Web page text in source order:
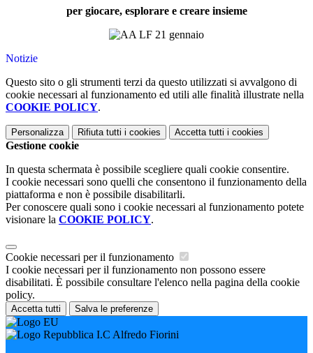
per giocare, esplorare e creare insieme
Notizie
Questo sito o gli strumenti terzi da questo utilizzati si avvalgono di
cookie necessari al funzionamento ed utili alle finalità illustrate nella
COOKIE POLICY.
Personalizza Rifiuta tutti i cookies Accetta tutti i cookies
Gestione cookie
In questa schermata è possibile scegliere quali cookie consentire.
I cookie necessari sono quelli che consentono il funzionamento della
piattaforma e non è possibile disabilitarli.
Per conoscere quali sono i cookie necessari al funzionamento potete
visionare la COOKIE POLICY.
Cookie necessari per il funzionamento
I cookie necessari per il funzionamento non possono essere
disabilitati. È possibile consultare l'elenco nella pagina della cookie
policy.
Accetta tutti Salva le preferenze
I.C Alfredo Fiorini